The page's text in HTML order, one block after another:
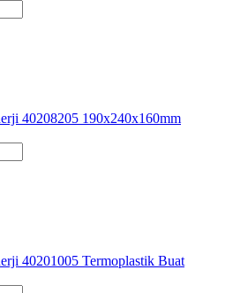
40208205 190x240x160mm
40201005 Termoplastik Buat